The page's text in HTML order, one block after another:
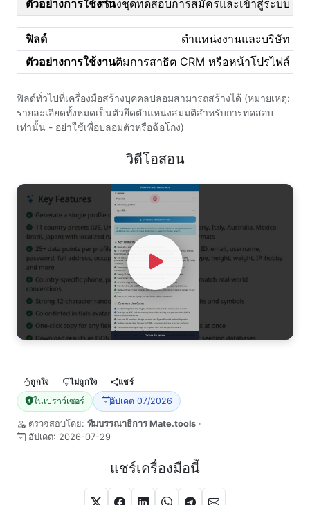
สร้างชุดทดสอบการสมัครและเข้าสู่ระบบ
ตำแหน่งงานและบริษัท
เติมการสาธิต CRM หรือหน้าโปรไฟล์
ฟิลด์ทั่วไปที่เครื่องมือสร้างบุคคลปลอมสามารถสร้างได้ (หมายเหตุ:
รายละเอียดทั้งหมดเป็นตัวยึดตำแหน่งสมมติสำหรับการทดสอบ
เท่านั้น - อย่าใช้เพื่อปลอมตัวหรือฉ้อโกง)
วิดีโอสอน
Watch Video
ถูกใจ ไม่ถูกใจ แชร์
ในเบราว์เซอร์ อัปเดต 07/2026
ตรวจสอบโดย: ทีมบรรณาธิการ Mate.tools ·
อัปเดต: 2026-07-29
แชร์เครื่องมือนี้